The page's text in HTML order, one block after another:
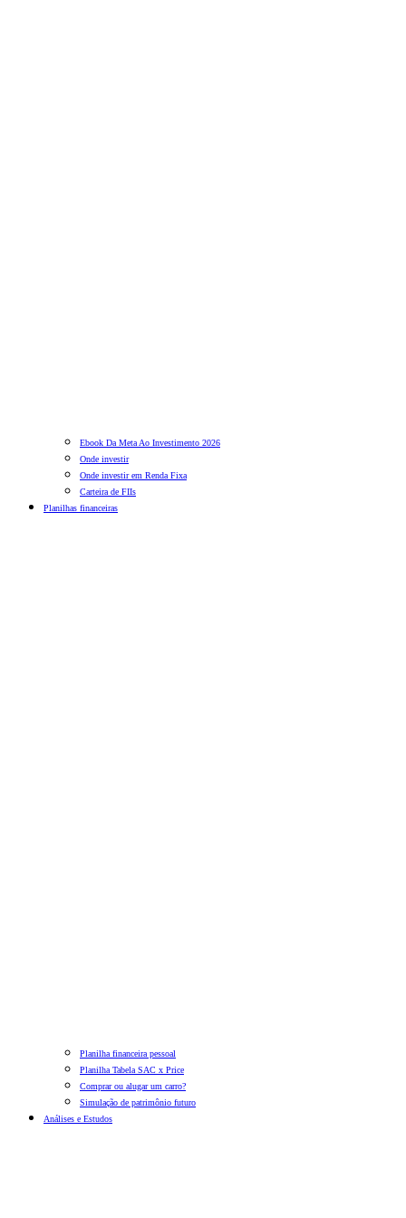
Ebook Da Meta Ao Investimento 2026
Onde investir
Onde investir em Renda Fixa
Carteira de FIIs
Planilhas financeiras
Planilha financeira pessoal
Planilha Tabela SAC x Price
Comprar ou alugar um carro?
Simulação de patrimônio futuro
Análises e Estudos